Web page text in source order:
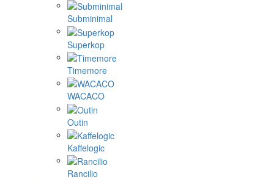
Subminimal
Superkop
Timemore
WACACO
Outin
Kaffelogic
Rancilio